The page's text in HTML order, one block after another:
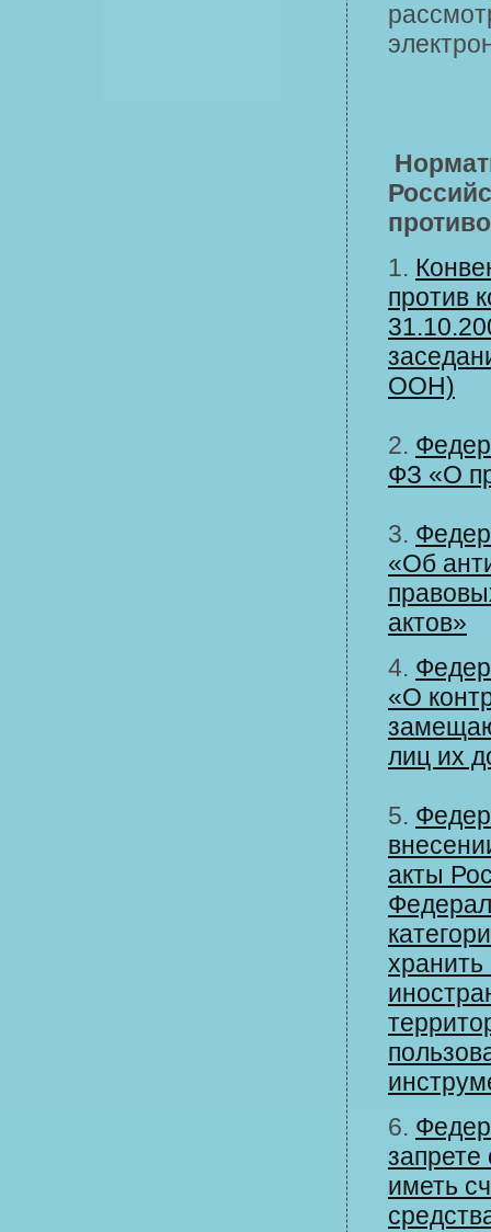
1.
против
ООН)
2.
ФЗ «О
3.
«Об
актов»
4.
«О
лиц их
5.
акты
6.
запрете
иметь